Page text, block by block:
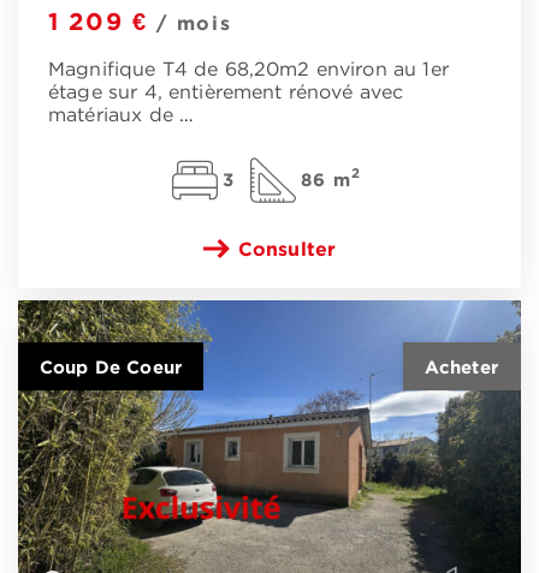
1 209 € / mois
Magnifique T4 de 68,20m2 environ au 1er
étage sur 4, entièrement rénové avec
matériaux de …
3 86 m2
Consulter
Coup De Coeur